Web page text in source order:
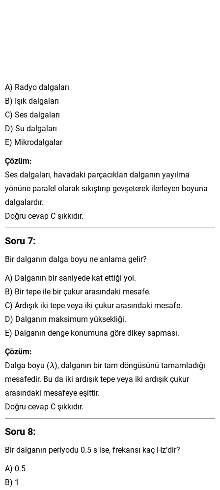
A) Radyo dalgaları
B) Işık dalgaları
C) Ses dalgaları
D) Su dalgaları
E) Mikrodalgalar
Çözüm:
Ses dalgaları, havadaki parçacıkları dalganın yayılma
yönüne paralel olarak sıkıştırıp gevşeterek ilerleyen boyuna
dalgalardır.
Doğru cevap C şıkkıdır.
Soru 7:
Bir dalganın dalga boyu ne anlama gelir?
A) Dalganın bir saniyede kat ettiği yol.
B) Bir tepe ile bir çukur arasındaki mesafe.
C) Ardışık iki tepe veya iki çukur arasındaki mesafe.
D) Dalganın maksimum yüksekliği.
E) Dalganın denge konumuna göre dikey sapması.
Çözüm:
Dalga boyu (λ
λ), dalganın bir tam döngüsünü tamamladığı
mesafedir. Bu da iki ardışık tepe veya iki ardışık çukur
arasındaki mesafeye eşittir.
Doğru cevap C şıkkıdır.
Soru 8:
Bir dalganın periyodu 0.5 s ise, frekansı kaç Hz’dir?
A) 0.5
B) 1